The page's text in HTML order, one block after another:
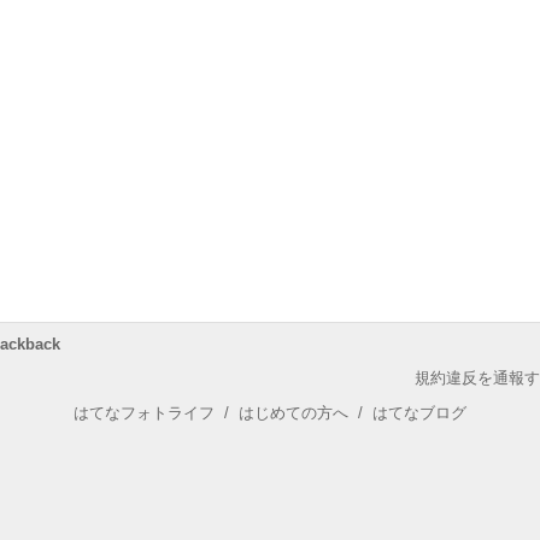
規約違反を通報
はてなフォトライフ / はじめての方へ / はてなブログ